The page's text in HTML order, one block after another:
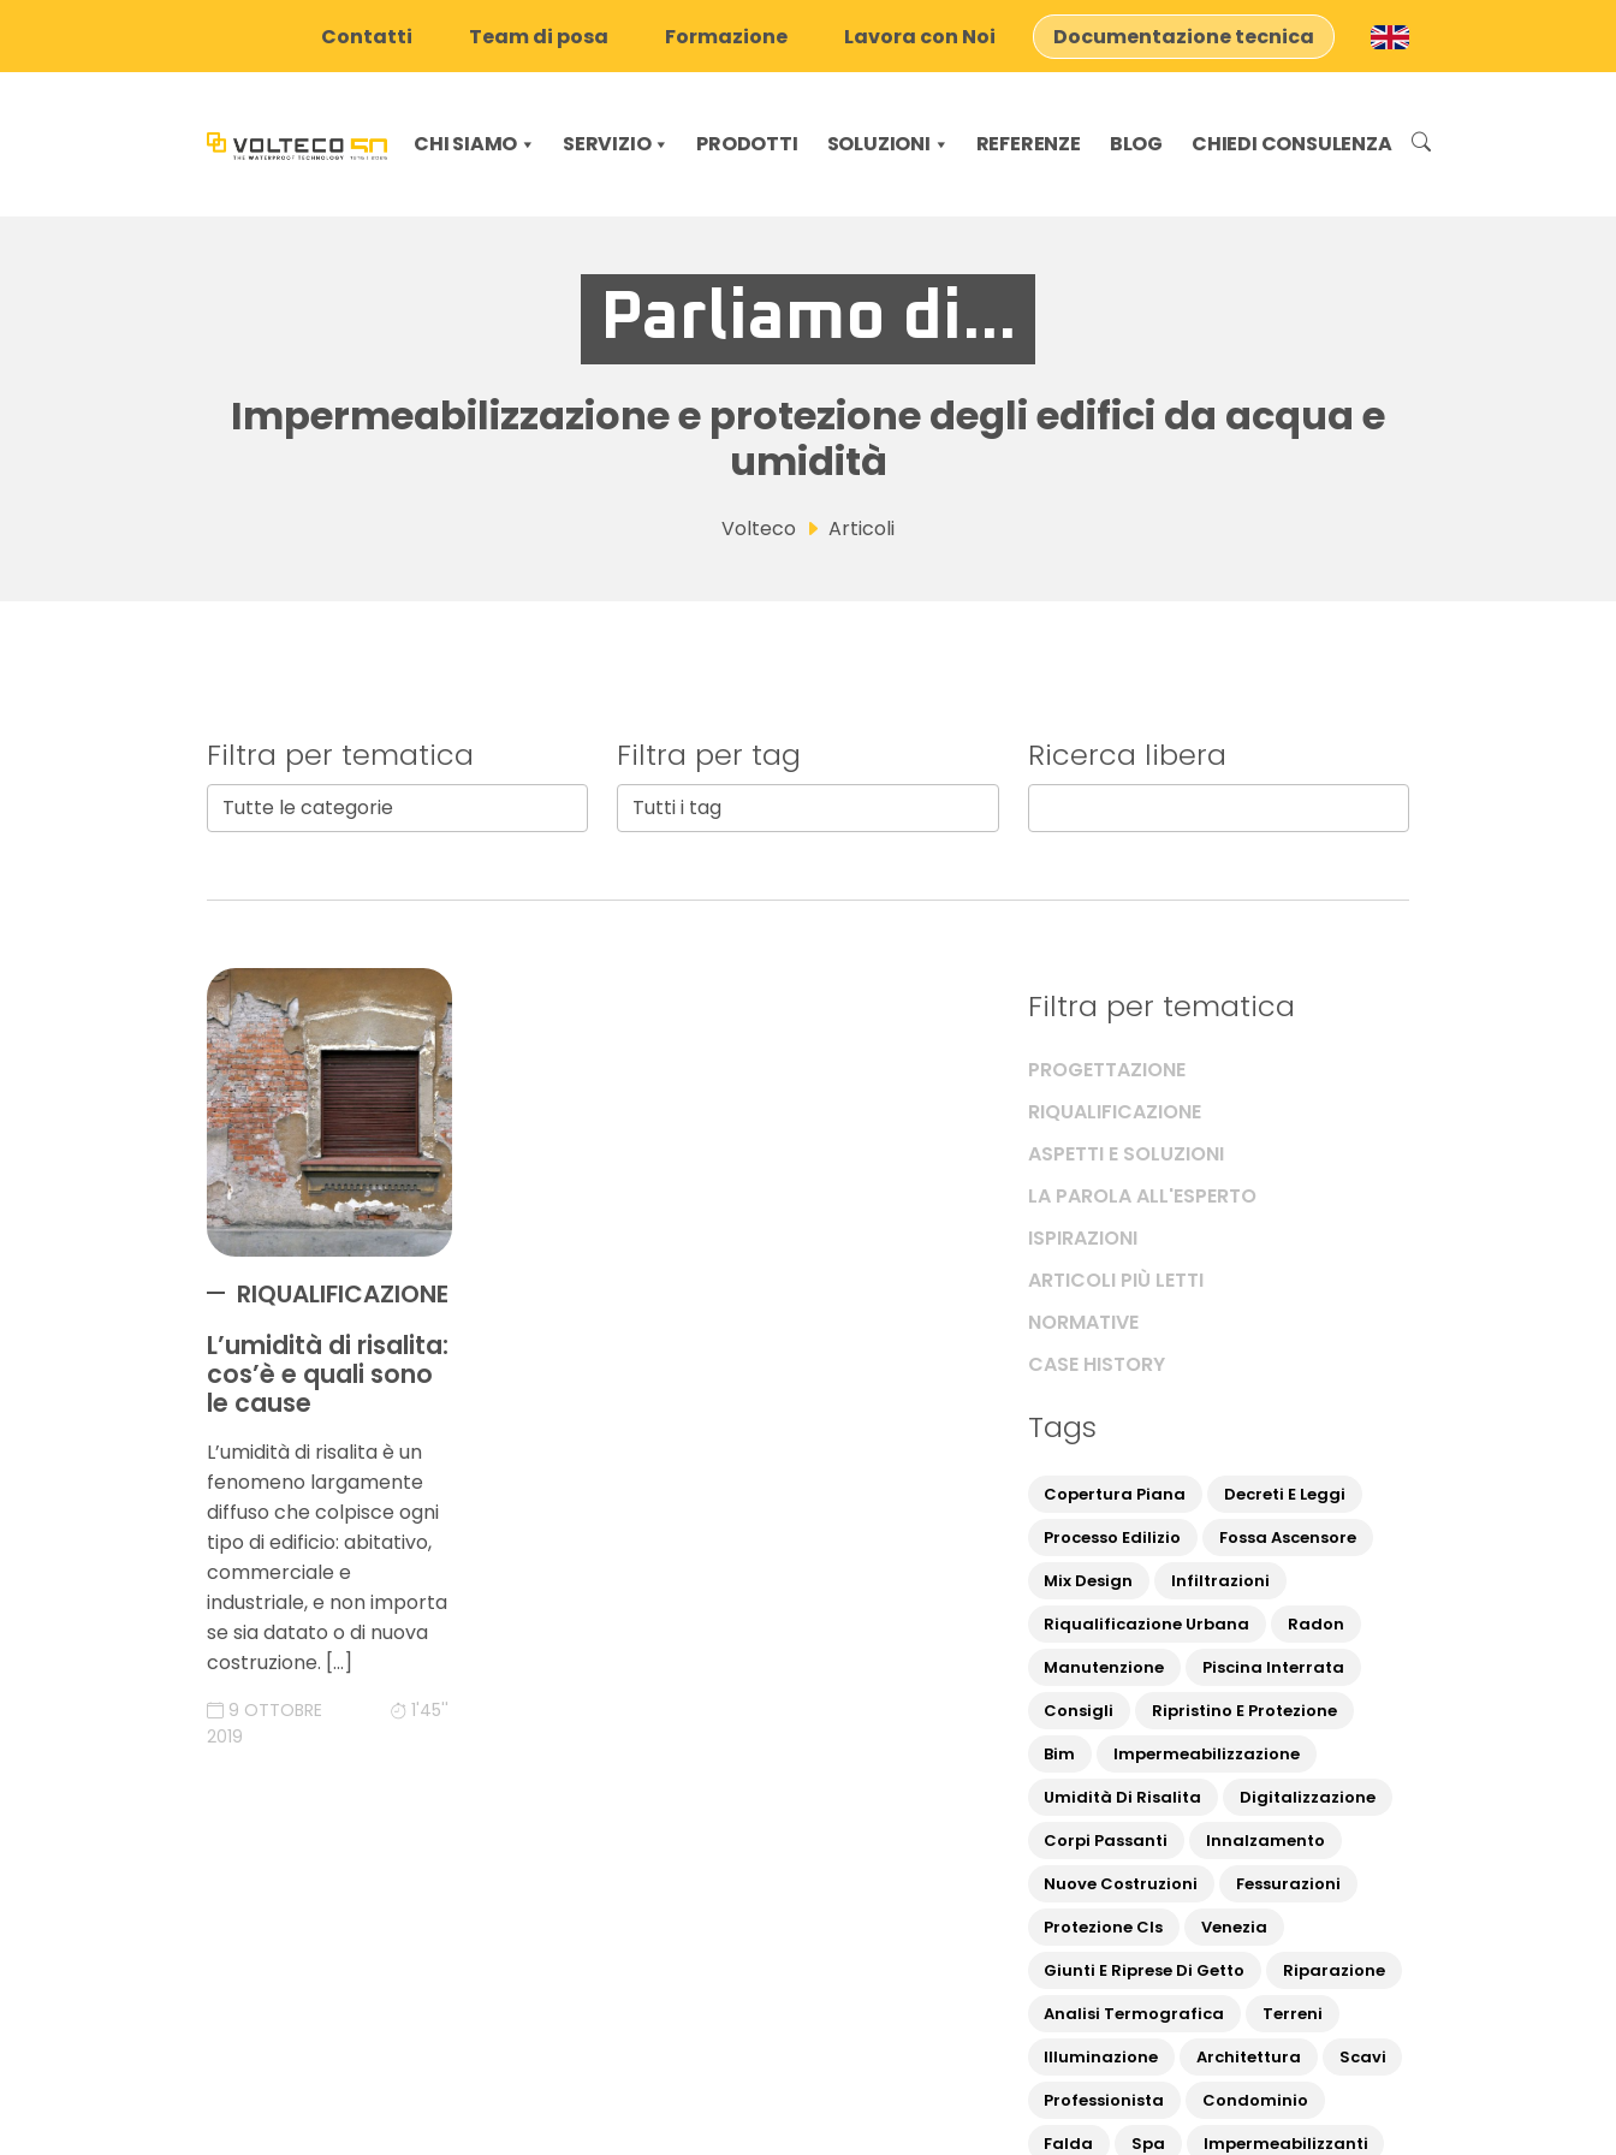
Contatti Team di posa Formazione Lavora con Noi Documentazione tecnica
CHI SIAMO SERVIZIO PRODOTTI SOLUZIONI REFERENZE BLOG CHIEDI CONSULENZA
Parliamo di...
Impermeabilizzazione e protezione degli edifici da acqua e
umidità
Volteco Articoli
Filtra per tematica Filtra per tag Ricerca libera
RIQUALIFICAZIONE
L’umidità di risalita:
cos’è e quali sono
le cause
L’umidità di risalita è un
fenomeno largamente
diffuso che colpisce ogni
tipo di edificio: abitativo,
commerciale e
industriale, e non importa
se sia datato o di nuova
costruzione. […]
9 OTTOBRE
2019
1'45''
Filtra per tematica
PROGETTAZIONE
RIQUALIFICAZIONE
ASPETTI E SOLUZIONI
LA PAROLA ALL'ESPERTO
ISPIRAZIONI
ARTICOLI PIÙ LETTI
NORMATIVE
CASE HISTORY
Tags
Copertura Piana
Decreti E Leggi
Processo Edilizio
Fossa Ascensore
Mix Design
Infiltrazioni
Riqualificazione Urbana
Radon
Manutenzione
Piscina Interrata
Consigli
Ripristino E Protezione
Bim
Impermeabilizzazione
Umidità Di Risalita
Digitalizzazione
Corpi Passanti
Innalzamento
Nuove Costruzioni
Fessurazioni
Protezione Cls
Venezia
Giunti E Riprese Di Getto
Riparazione
Analisi Termografica
Terreni
Illuminazione
Architettura
Scavi
Professionista
Condominio
Falda
Spa Impermeabilizzanti